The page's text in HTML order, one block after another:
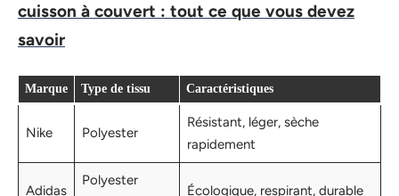
cuisson à couvert : tout ce que vous devez
savoir
Marque Type de tissu Caractéristiques
Nike Polyester
Résistant, léger, sèche
rapidement
Adidas
Polyester
Écologique, respirant, durable